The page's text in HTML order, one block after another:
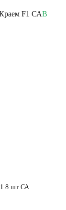
В
8 шт СА